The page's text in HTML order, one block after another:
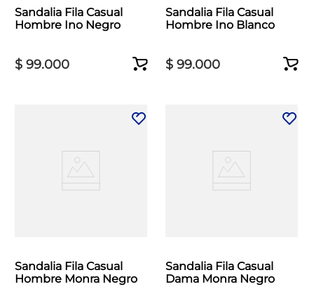
Sandalia Fila Casual
Hombre Ino Negro
$ 99.000
Sandalia Fila Casual
Hombre Ino Blanco
$ 99.000
Sandalia Fila Casual
Hombre Monra Negro
Sandalia Fila Casual
Dama Monra Negro